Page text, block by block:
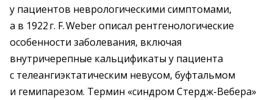
у пациентов нев­рологическими симптомами,
а в 1922 г. F. Weber описал рентгенологические
особенности заболевания, включая
внутричерепные кальцификаты у пациента
с телеангиэктатическим невусом, буфтальмом
и гемипарезом. Термин «синдром Стердж-­Вебера»